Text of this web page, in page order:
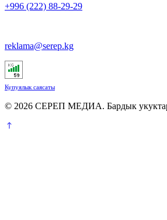
+996 (222) 88-29-29
reklama@serep.kg
Купуялык саясаты
© 2026 СЕРЕП МЕДИА. Бардык укуктар